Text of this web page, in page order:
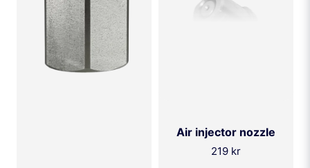
SKICKA FRÅGA
Air injector nozzle
219 kr